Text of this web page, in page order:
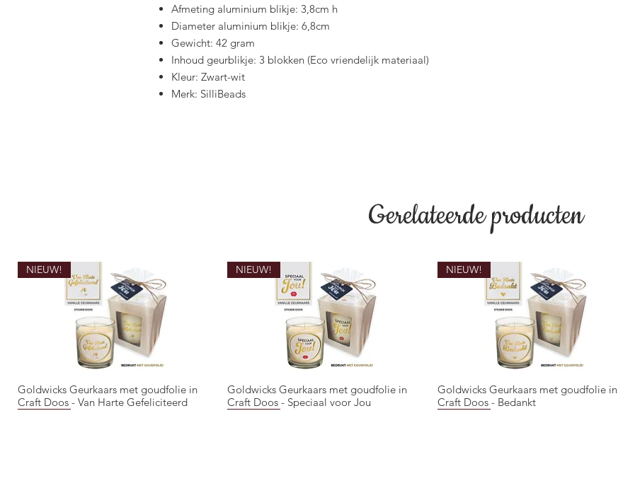
Afmeting aluminium blikje: 3,8cm h
Diameter aluminium blikje: 6,8cm
Gewicht: 42 gram
Inhoud geurblikje: 3 blokken (Eco vriendelijk materiaal)
Kleur: Zwart-wit
Merk: SilliBeads
Gerelateerde producten
Snel overzicht
NIEUW!
Goldwicks Geurkaars met goudfolie in
Craft Doos - Van Harte Gefeliciteerd
Snel overzicht
NIEUW!
Goldwicks Geurkaars met goudfolie in
Craft Doos - Speciaal voor Jou
Snel overzicht
NIEUW!
Goldwicks Geurkaars met goudfolie in
Craft Doos - Bedankt